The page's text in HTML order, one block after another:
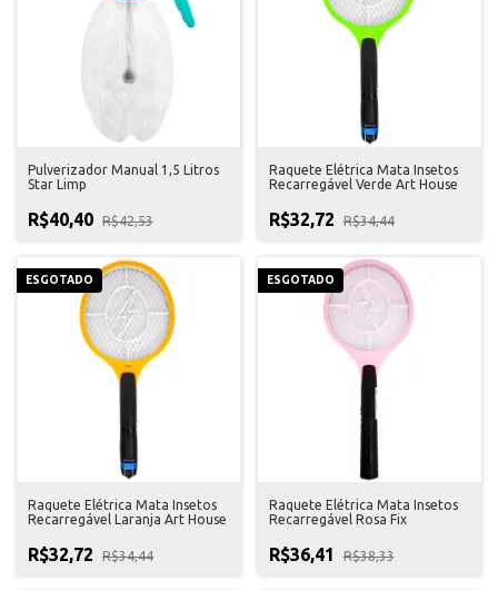
Pulverizador Manual 1,5 Litros
Star Limp
R$40,40 R$42,53
Raquete Elétrica Mata Insetos
Recarregável Verde Art House
R$32,72 R$34,44
ESGOTADO
Raquete Elétrica Mata Insetos
Recarregável Laranja Art House
R$32,72 R$34,44
ESGOTADO
Raquete Elétrica Mata Insetos
Recarregável Rosa Fix
R$36,41 R$38,33